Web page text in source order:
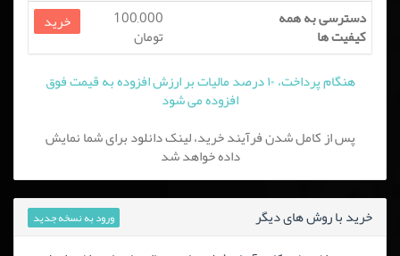
دسترسی به همه
کیفیت ها
100,000
تومان
خرید
هنگام پرداخت، ۱۰ درصد مالیات بر ارزش افزوده به قیمت فوق
افزوده می شود
پس از کامل شدن فرآیند خرید، لینک دانلود برای شما نمایش
داده خواهد شد
خرید با روش های دیگر ورود به نسخه جدید